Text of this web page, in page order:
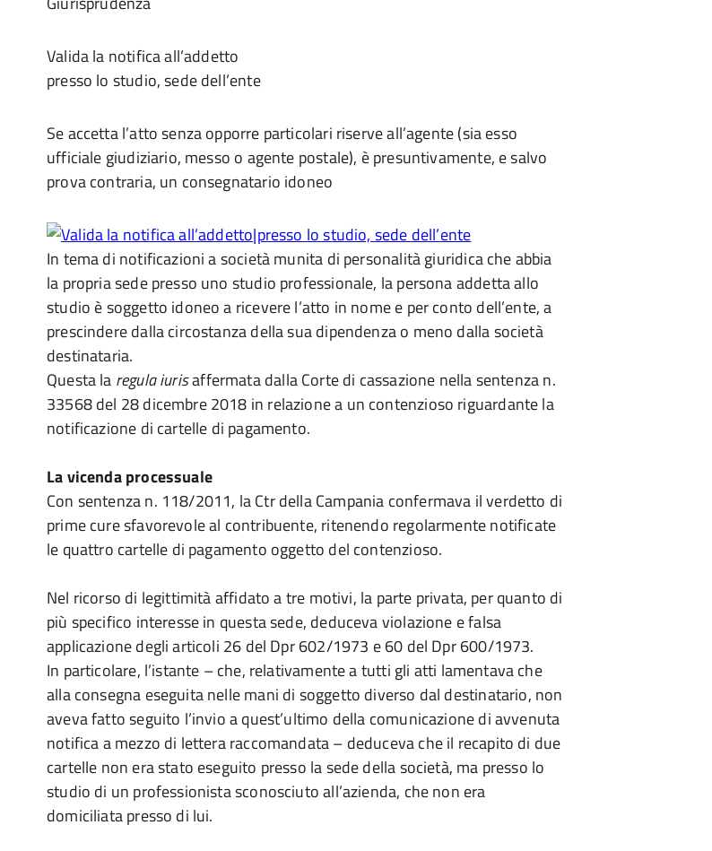
Valida la notifica all’addetto
presso lo studio, sede dell’ente
Se accetta l’atto senza opporre particolari riserve all’agente (sia esso
ufficiale giudiziario, messo o agente postale), è presuntivamente, e salvo
prova contraria, un consegnatario idoneo
In tema di notificazioni a società munita di personalità giuridica che abbia
la propria sede presso uno studio professionale, la persona addetta allo
studio è soggetto idoneo a ricevere l’atto in nome e per conto dell’ente, a
prescindere dalla circostanza della sua dipendenza o meno dalla società
destinataria.
Questa la regula iurisaffermata dalla Corte di cassazione nella sentenza n.
33568 del 28 dicembre 2018 in relazione a un contenzioso riguardante la
notificazione di cartelle di pagamento.
La vicenda processuale
Con sentenza n. 118/2011, la Ctr della Campania confermava il verdetto di
prime cure sfavorevole al contribuente, ritenendo regolarmente notificate
le quattro cartelle di pagamento oggetto del contenzioso.
Nel ricorso di legittimità affidato a tre motivi, la parte privata, per quanto di
più specifico interesse in questa sede, deduceva violazione e falsa
applicazione degli articoli 26 del Dpr 602/1973 e 60 del Dpr 600/1973.
In particolare, l’istante – che, relativamente a tutti gli atti lamentava che
alla consegna eseguita nelle mani di soggetto diverso dal destinatario, non
aveva fatto seguito l’invio a quest’ultimo della comunicazione di avvenuta
notifica a mezzo di lettera raccomandata – deduceva che il recapito di due
cartelle non era stato eseguito presso la sede della società, ma presso lo
studio di un professionista sconosciuto all’azienda, che non era
domiciliata presso di lui.